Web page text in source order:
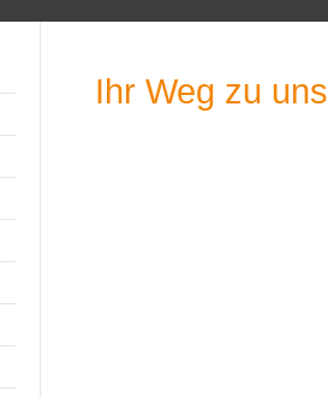
Ihr Weg zu uns